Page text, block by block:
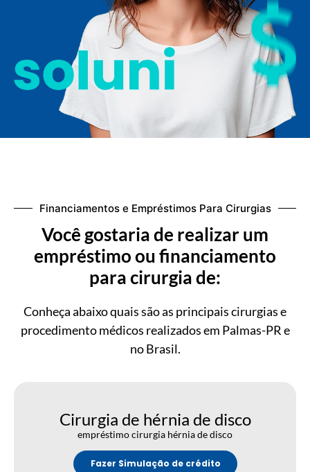
Financiamentos e Empréstimos Para Cirurgias
Você gostaria de realizar um
empréstimo ou financiamento
para cirurgia de:
Conheça abaixo quais são as principais cirurgias e
procedimento médicos realizados em Palmas-PR e
no Brasil.
Cirurgia de hérnia de disco
empréstimo cirurgia hérnia de disco
Fazer Simulação de crédito